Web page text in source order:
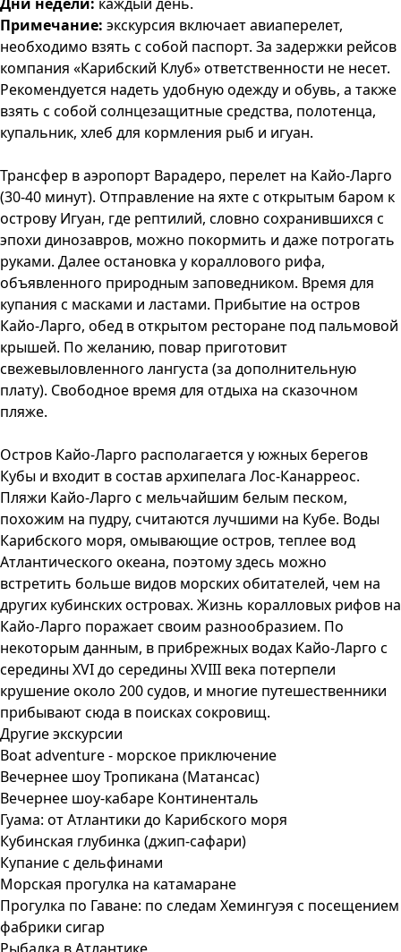
Примечание: экскурсия включает авиаперелет,
необходимо взять с собой паспорт. За задержки рейсов
компания «Карибский Клуб» ответственности не несет.
Рекомендуется надеть удобную одежду и обувь, а также
взять с собой солнцезащитные средства, полотенца,
купальник, хлеб для кормления рыб и игуан.
Трансфер в аэропорт Варадеро, перелет на Кайо-Ларго
(30-40 минут). Отправление на яхте с открытым баром к
острову Игуан, где рептилий, словно сохранившихся с
эпохи динозавров, можно покормить и даже потрогать
руками. Далее остановка у кораллового рифа,
объявленного природным заповедником. Время для
купания с масками и ластами. Прибытие на остров
Кайо-Ларго, обед в открытом ресторане под пальмовой
крышей. По желанию, повар приготовит
свежевыловленного лангуста (за дополнительную
плату). Свободное время для отдыха на сказочном
пляже.
Остров Кайо-Ларго располагается у южных берегов
Кубы и входит в состав архипелага Лос-Канарреос.
Пляжи Кайо-Ларго с мельчайшим белым песком,
похожим на пудру, считаются лучшими на Кубе. Воды
Карибского моря, омывающие остров, теплее вод
Атлантического океана, поэтому здесь можно
встретить больше видов морских обитателей, чем на
других кубинских островах. Жизнь коралловых рифов на
Кайо-Ларго поражает своим разнообразием. По
некоторым данным, в прибрежных водах Кайо-Ларго с
середины XVI до середины XVIII века потерпели
крушение около 200 судов, и многие путешественники
прибывают сюда в поисках сокровищ.
Другие экскурсии
Boat adventure - морское приключение
Вечернее шоу Тропикана (Матансас)
Вечернее шоу-кабаре Континенталь
Гуама: от Атлантики до Карибского моря
Кубинская глубинка (джип-сафари)
Купание с дельфинами
Морская прогулка на катамаране
Прогулка по Гаване: по следам Хемингуэя с посещением
фабрики сигар